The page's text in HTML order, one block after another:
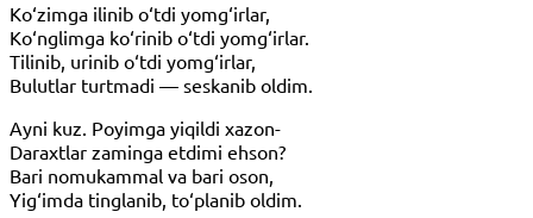
Ko‘zimga ilinib o‘tdi yomg‘irlar,
Ko‘nglimga ko‘rinib o‘tdi yomg‘irlar.
Tilinib, urinib o‘tdi yomg‘irlar,
Bulutlar turtmadi — seskanib oldim.
Ayni kuz. Poyimga yiqildi xazon-
Daraxtlar zaminga etdimi ehson?
Bari nomukammal va bari oson,
Yig‘imda tinglanib, to‘planib oldim.